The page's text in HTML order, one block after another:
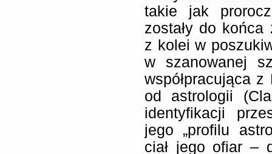
takie jak
zostały do końca
z kolei w
w szanowanej
współpracująca
od astrologii
identyfikacji
jego „profilu
ciał jego ofiar –